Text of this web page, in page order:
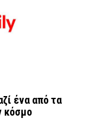
ένα από τα
κόσμο